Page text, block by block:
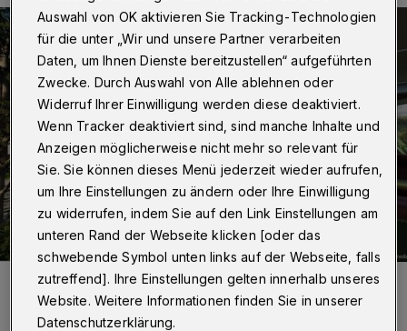
Foto:ISG Barmen-Werth/mediaprojekt
Links und rechts der virtuellen Bahnstrecke
Auswahl von OK aktivieren Sie Tracking-Technologien
für die unter „Wir und unsere Partner verarbeiten
Daten, um Ihnen Dienste bereitzustellen“ aufgeführten
Zwecke. Durch Auswahl von Alle ablehnen oder
Widerruf Ihrer Einwilligung werden diese deaktiviert.
Wenn Tracker deaktiviert sind, sind manche Inhalte und
Anzeigen möglicherweise nicht mehr so relevant für
Sie. Sie können dieses Menü jederzeit wieder aufrufen,
um Ihre Einstellungen zu ändern oder Ihre Einwilligung
zu widerrufen, indem Sie auf den Link Einstellungen am
unteren Rand der Webseite klicken [oder das
schwebende Symbol unten links auf der Webseite, falls
zutreffend]. Ihre Einstellungen gelten innerhalb unseres
Website. Weitere Informationen finden Sie in unserer
Datenschutzerklärung.